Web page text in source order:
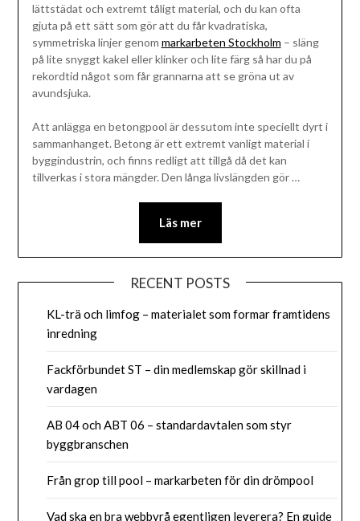
lättstädat och extremt tåligt material, och du kan ofta
gjuta på ett sätt som gör att du får kvadratiska,
symmetriska linjer genom markarbeten Stockholm – släng
på lite snyggt kakel eller klinker och lite färg så har du på
rekordtid något som får grannarna att se gröna ut av
avundsjuka.
Att anlägga en betongpool är dessutom inte speciellt dyrt i
sammanhanget. Betong är ett extremt vanligt material i
byggindustrin, och finns redligt att tillgå då det kan
tillverkas i stora mängder. Den långa livslängden gör …
Läs mer
RECENT POSTS
KL-trä och limfog – materialet som formar framtidens
inredning
Fackförbundet ST – din medlemskap gör skillnad i
vardagen
AB 04 och ABT 06 – standardavtalen som styr
byggbranschen
Från grop till pool – markarbeten för din drömpool
Vad ska en bra webbyrå egentligen leverera? En guide